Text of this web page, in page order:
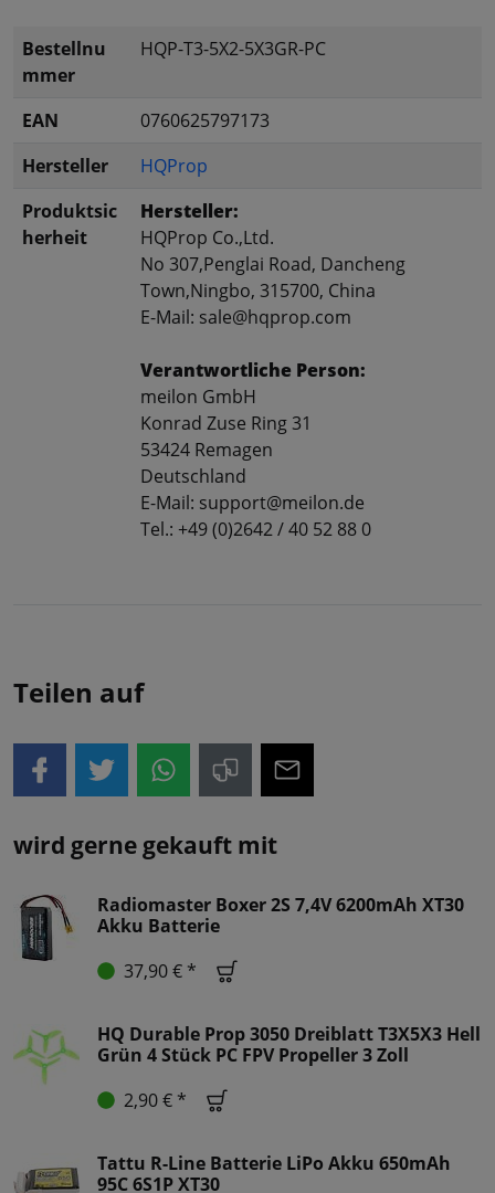
Bestellnu
mmer
HQP-T3-5X2-5X3GR-PC
EAN
0760625797173
Hersteller
HQProp
Produktsic
herheit
Hersteller:
HQProp Co.,Ltd.
No 307,Penglai Road, Dancheng
Town,Ningbo, 315700, China
E-Mail: sale@hqprop.com
Verantwortliche Person:
meilon GmbH
Konrad Zuse Ring 31
53424 Remagen
Deutschland
E-Mail: support@meilon.de
Tel.: +49 (0)2642 / 40 52 88 0
Teilen auf
wird gerne gekauft mit
Radiomaster Boxer 2S 7,4V 6200mAh XT30
Akku Batterie
37,90 € *
HQ Durable Prop 3050 Dreiblatt T3X5X3 Hell
Grün 4 Stück PC FPV Propeller 3 Zoll
2,90 € *
Tattu R-Line Batterie LiPo Akku 650mAh
95C 6S1P XT30